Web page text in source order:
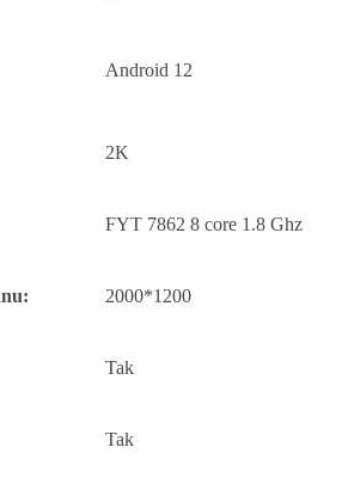
Android 12
2K
FYT 7862 8 core 1.8 Ghz
2000*1200
Tak
Tak